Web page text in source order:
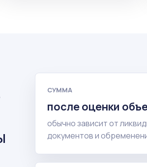
СУММА
после оценки
обычно зависит от
документов и